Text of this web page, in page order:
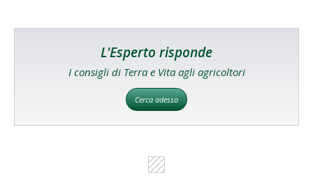
L'Esperto risponde
I consigli di Terra e Vita agli agricoltori
Cerca adesso